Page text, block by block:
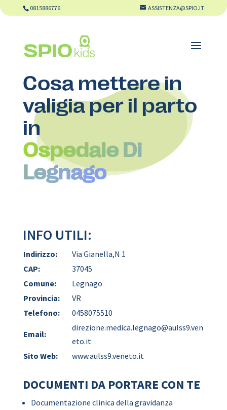
0815886776 ASSISTENZA@SPIO.IT
Cosa mettere in
valigia per il parto
in
Ospedale Di
Legnago
INFO UTILI:
Indirizzo:
Via Gianella,N 1
CAP:
37045
Comune:
Legnago
Provincia:
VR
Telefono:
0458075510
Email:
direzione.medica.legnago@aulss9.ven
eto.it
Sito Web:
www.aulss9.veneto.it
DOCUMENTI DA PORTARE CON TE
Documentazione clinica della gravidanza